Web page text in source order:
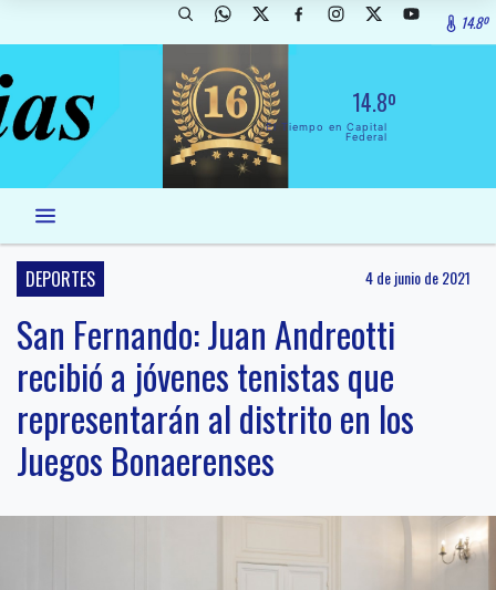
14.8º
14.8º
El Tiempo en Capital
Federal
DEPORTES 4 de junio de 2021
San Fernando: Juan Andreotti
recibió a jóvenes tenistas que
representarán al distrito en los
Juegos Bonaerenses